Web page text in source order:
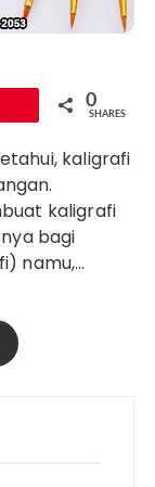
0
SHARES
kaligrafi
kaligrafi
bagi
namu,…